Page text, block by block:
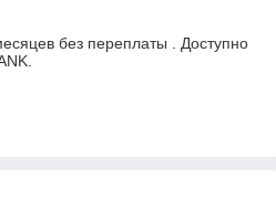
без переплаты . Доступно